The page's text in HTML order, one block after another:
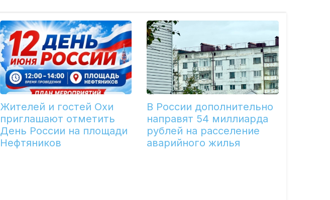
Жителей и гостей Охи
приглашают отметить
День России на площади
Нефтяников
В России дополнительно
направят 54 миллиарда
рублей на расселение
аварийного жилья